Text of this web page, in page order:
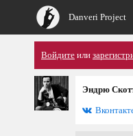
Danveri Project
Войдите или
Эндрю